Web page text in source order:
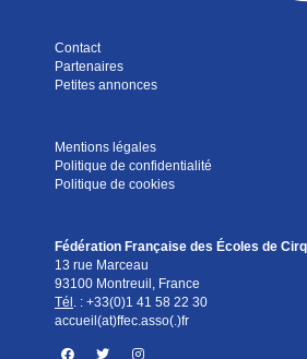
Contact
Partenaires
Petites annonces
Mentions légales
Politique de confidentialité
Politique de cookies
Fédération Française des Écoles de
13 rue Marceau
93100 Montreuil, France
Tél . : +33(0)1 41 58 22 30
accueil(at)ffec.asso(.)fr